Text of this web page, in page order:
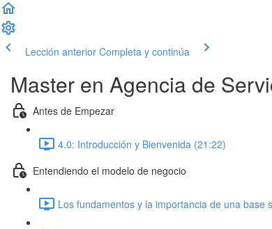
Lección anterior Completa y continúa
Master en Agencia de
Antes de Empezar
4.0: Introducción y Bienvenida (21:22)
Entendiendo el modelo de negocio
Los fundamentos y la importancia de una base